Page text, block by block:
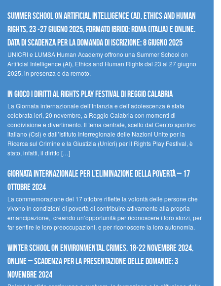
Summer School on Artificial Intelligence (AI), Ethics and Human
Rights, 23 -27 giugno 2025, Formato Ibrido: Roma (Italia) e online.
Data di scadenza per la domanda di iscrizione: 8 giugno 2025
UNICRI e LUMSA Human Academy offrono una Summer School on
Artificial Intelligence (AI), Ethics and Human Rights dal 23 al 27 giugno
2025, in presenza e da remoto.
In gioco i diritti al Rights Play Festival di Reggio Calabria
La Giornata internazionale dell’Infanzia e dell’adolescenza è stata
celebrata ieri, 20 novembre, a Reggio Calabria con momenti di
condivisione e divertimento. Il tema centrale, scelto dal Centro sportivo
italiano (Csi) e dall’Istituto Interregionale delle Nazioni Unite per la
Ricerca sul Crimine e la Giustizia (Unicri) per il Rights Play Festival, è
stato, infatti, il diritto […]
Giornata internazionale per l’eliminazione della povertà – 17
ottobre 2024
La commemorazione del 17 ottobre riflette la volontà delle persone che
vivono in condizioni di povertà di contribuire attivamente alla propria
emancipazione, creando un’opportunità per riconoscere i loro sforzi, per
far sentire le loro preoccupazioni, e per riconoscere la loro autonomia.
Winter School on Environmental Crimes, 18-22 novembre 2024,
Online – Scadenza per la presentazione delle domande: 3
novembre 2024